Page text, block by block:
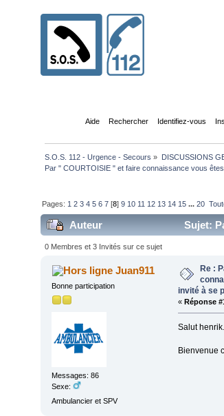
Aide Rechercher Identifiez-vous
S.O.S. 112 - Urgence - Secours » DISCUSSIONS
Par " COURTOISIE " et faire connaissance vous
Pages: 1 2 3 4 5 6 7 [8]9 10 11 12 13 14 15 ...20
Auteur
Sujet:
(Lu 127772 fois)
0 Membres et 3 Invités sur ce sujet
Juan911
Bonne participation
Messages: 86
Sexe:
Ambulancier et SPV
Re :
invité à se
« Réponse
Salut
Bienvenue